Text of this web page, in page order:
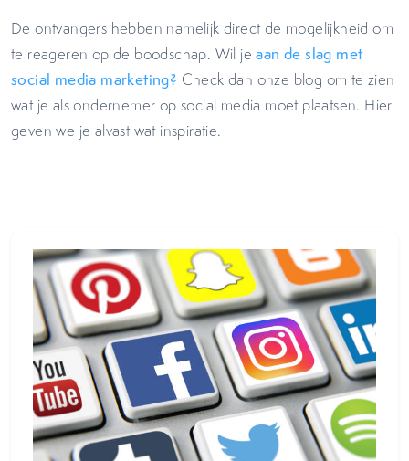
De ontvangers hebben namelijk direct de mogelijkheid om
te reageren op de boodschap. Wil jeaan de slag met
social media marketing? Check dan onze blog om te zien
wat je als ondernemer op social media moet plaatsen. Hier
geven we je alvast wat inspiratie.